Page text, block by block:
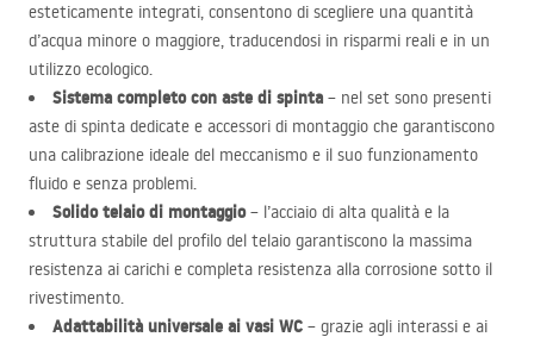
esteticamente integrati, consentono di scegliere una quantità
d’acqua minore o maggiore, traducendosi in risparmi reali e in un
utilizzo ecologico.
Sistema completo con aste di spinta – nel set sono presenti
aste di spinta dedicate e accessori di montaggio che garantiscono
una calibrazione ideale del meccanismo e il suo funzionamento
fluido e senza problemi.
Solido telaio di montaggio– l’acciaio di alta qualità e la
struttura stabile del profilo del telaio garantiscono la massima
resistenza ai carichi e completa resistenza alla corrosione sotto il
rivestimento.
Adattabilità universale ai vasi WC – grazie agli interassi e ai